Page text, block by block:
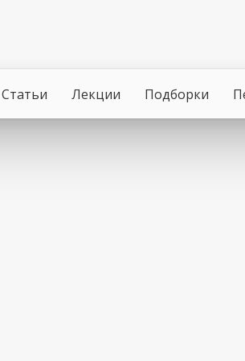
Статьи Лекции Подборки